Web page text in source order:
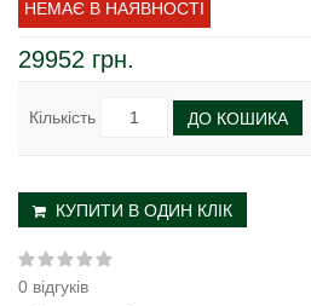
НЕМАЄ В НАЯВНОСТІ
29952 грн.
Кількість ДО КОШИКА
КУПИТИ В ОДИН КЛІК
0 відгуків